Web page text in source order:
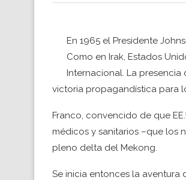
En 1965 el Presidente
Como en Irak, Estados
Internacional. La
victoria propagandística para
Franco, convencido de que
médicos y sanitarios –que los
pleno delta del Mekong.
Se inicia entonces la